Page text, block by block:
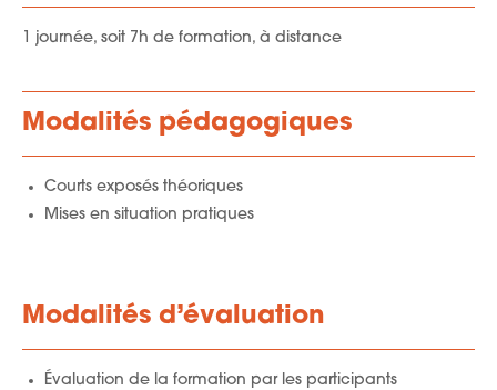
1 journée, soit 7h de formation, à distance
Modalités pédagogiques
Courts exposés théoriques
Mises en situation pratiques
Modalités d’évaluation
Évaluation de la formation par les participants